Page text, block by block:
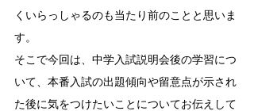
くいらっしゃるのも当たり前のことと思いま
す。
そこで今回は、中学入試説明会後の学習につ
いて、本番入試の出題傾向や留意点が示され
た後に気をつけたいことについてお伝えして